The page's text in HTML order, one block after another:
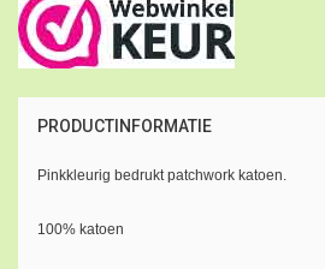
PRODUCTINFORMATIE
Pinkkleurig bedrukt patchwork katoen.
100% katoen